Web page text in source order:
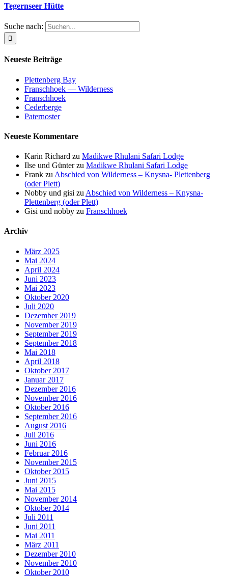
Tegernseer Hütte
Suche nach:
Neueste Beiträge
Plettenberg Bay
Franschhoek — Wilderness
Franschhoek
Cederberge
Paternoster
Neueste Kommentare
Karin Richard zu Madikwe Rhulani Safari Lodge
Ilse und Günterzu Madikwe Rhulani Safari Lodge
Frank zu Abschied von Wilderness – Knysna- Plettenberg
(oder Plett)
Nobby und gisi zu Abschied von Wilderness – Knysna-
Plettenberg (oder Plett)
Gisi und nobby zu Franschhoek
Archiv
März 2025
Mai 2024
April 2024
Juni 2023
Mai 2023
Oktober 2020
Juli 2020
Dezember 2019
November 2019
September 2019
September 2018
Mai 2018
April 2018
Oktober 2017
Januar 2017
Dezember 2016
November 2016
Oktober 2016
September 2016
August 2016
Juli 2016
Juni 2016
Februar 2016
November 2015
Oktober 2015
Juni 2015
Mai 2015
November 2014
Oktober 2014
Juli 2011
Juni 2011
Mai 2011
März 2011
Dezember 2010
November 2010
Oktober 2010